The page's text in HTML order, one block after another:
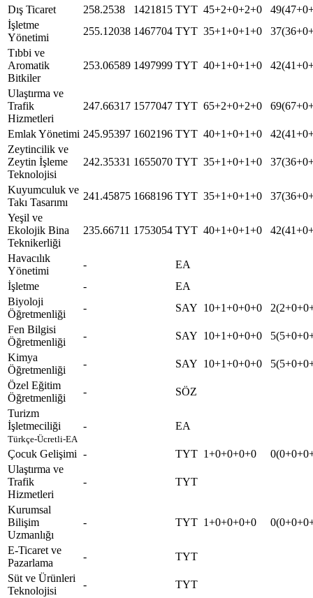
Dış Ticaret 258.2538 1421815 TYT 45+2+0+2+0
İşletme
Yönetimi
255.12038 1467704 TYT 35+1+0+1+0
Tıbbi ve
Aromatik
Bitkiler
253.06589 1497999 TYT 40+1+0+1+0
Ulaştırma ve
Trafik
Hizmetleri
247.66317 1577047 TYT 65+2+0+2+0
Emlak Yönetimi 245.95397 1602196 TYT 40+1+0+1+0
Zeytincilik ve
Zeytin İşleme
Teknolojisi
242.35331 1655070 TYT 35+1+0+1+0
Kuyumculuk ve
Takı Tasarımı
241.45875 1668196 TYT 35+1+0+1+0
Yeşil ve
Ekolojik Bina
Teknikerliği
235.66711 1753054 TYT 40+1+0+1+0
Havacılık
Yönetimi
-
EA
İşletme
-
EA
Biyoloji
Öğretmenliği
- SAY 10+1+0+0+0
Fen Bilgisi
Öğretmenliği
- SAY 10+1+0+0+0
Kimya
Öğretmenliği
- SAY 10+1+0+0+0
Özel Eğitim
Öğretmenliği
-
SÖZ
Turizm
İşletmeciliği
Türkçe-Ücretli-EA
- EA
Çocuk Gelişimi - TYT 1+0+0+0+0
Ulaştırma ve
Trafik
Hizmetleri
- TYT
Kurumsal
Bilişim
Uzmanlığı
- TYT 1+0+0+0+0
E-Ticaret ve
Pazarlama
-
TYT
Süt ve Ürünleri
Teknolojisi
-
TYT